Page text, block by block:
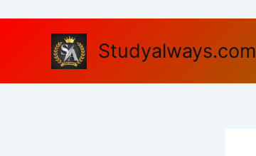
Studyalways.com